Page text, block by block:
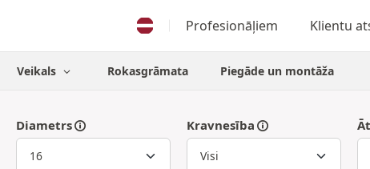
Profesionāļiem Klientu
Veikals Rokasgrāmata Piegāde un montāža
Diametrs Kravnesība